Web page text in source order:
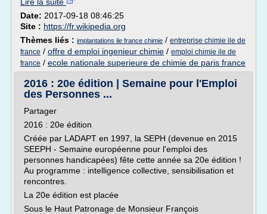
Date: 2017-09-18 08:46:25
Site : https://fr.wikipedia.org
Thèmes liés : implantations ile france chimie / entreprise chimie ile de
france / offre d emploi ingenieur chimie / emploi chimie ile de
france / ecole nationale superieure de chimie de paris france
2016 : 20e édition | Semaine pour l'Emploi
des Personnes ...
Partager
2016 : 20e édition
Créée par LADAPT en 1997, la SEPH (devenue en 2015
SEEPH - Semaine européenne pour l'emploi des
personnes handicapées) fête cette année sa 20e édition !
Au programme : intelligence collective, sensibilisation et
rencontres.
La 20e édition est placée
Sous le Haut Patronage de Monsieur François